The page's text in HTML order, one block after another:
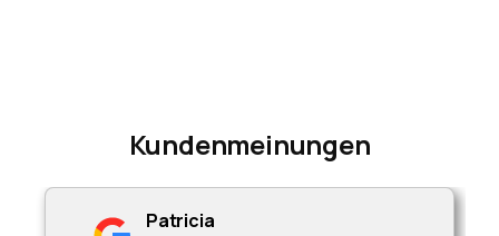
Kundenmeinungen
Patricia